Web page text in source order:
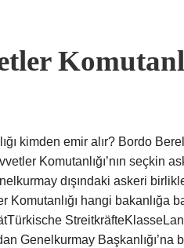
kimden emir alır? Bordo
Komutanlığı’nın seçkin
dışındaki askeri
Komutanlığı hangi bakanlığa
Genelkurmay Başkanlığı’na